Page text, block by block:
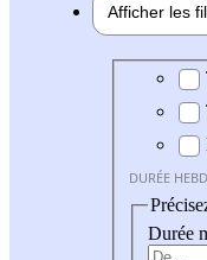
Afficher les
Durée
DURÉE
Durée